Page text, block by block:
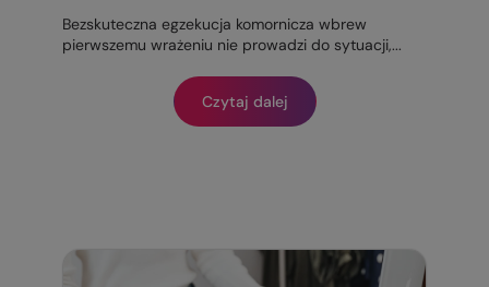
Bezskuteczna egzekucja komornicza wbrew
pierwszemu wrażeniu nie prowadzi do sytuacji,...
Czytaj dalej